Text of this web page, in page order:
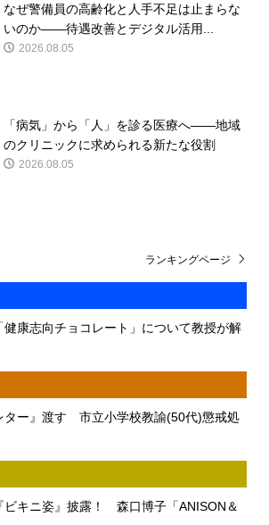
なぜ警備員の高齢化と人手不足は止まらな
いのか――待遇改善とデジタル活用...
2026.08.05
「病気」から「人」を診る医療へ――地域
のクリニックに求められる新たな役割
2026.08.05
康志向チョコレート」について教授が解
ター』渡す 市立小学校教諭(50代)懲戒処
ビキニ姿』披露！ 森口博子「ANISON＆
ランキングページ